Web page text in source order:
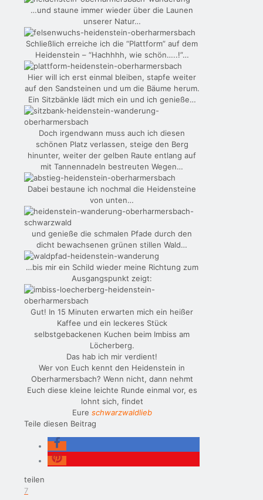
…und staune immer wieder über die Launen
unserer Natur…
Schließlich erreiche ich die “Plattform” auf dem
Heidenstein – “Hachhhh, wie schön…..!”…
Hier will ich erst einmal bleiben, stapfe weiter
auf den Sandsteinen und um die Bäume herum.
Ein Sitzbänkle lädt mich ein und ich genieße…
Doch irgendwann muss auch ich diesen
schönen Platz verlassen, steige den Berg
hinunter, weiter der gelben Raute entlang auf
mit Tannennadeln bestreuten Wegen…
Dabei bestaune ich nochmal die Heidensteine
von unten…
und genieße die schmalen Pfade durch den
dicht bewachsenen grünen stillen Wald…
…bis mir ein Schild wieder meine Richtung zum
Ausgangspunkt zeigt:
Gut! In 15 Minuten erwarten mich ein heißer
Kaffee und ein leckeres Stück
selbstgebackenen Kuchen beim Imbiss am
Löcherberg.
Das hab ich mir verdient!
Wer von Euch kennt den Heidenstein in
Oberharmersbach? Wenn nicht, dann nehmt
Euch diese kleine leichte Runde einmal vor, es
lohnt sich, findet
Eure schwarzwaldlieb
Teile diesen Beitrag
teilen
7